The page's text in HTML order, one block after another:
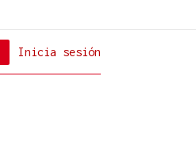
Inicia sesión